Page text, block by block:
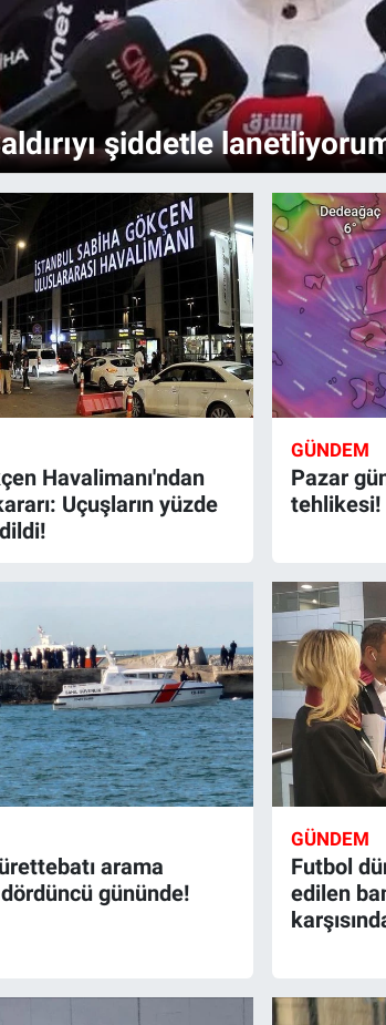
şiddetle
Havalimanı'ndan
Uçuşların yüzde
GÜNDEM
Pazar
tehlikesi!
arama
dördüncü gününde!
GÜNDEM
Futbol
edilen